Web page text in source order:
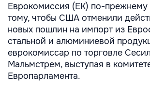
Еврокомиссия (ЕК) по-прежнему
тому, чтобы США отменили
новых пошлин на импорт из
стальной и алюминиевой
еврокомиссар по торговле
Мальмстрем, выступая в
Европарламента.